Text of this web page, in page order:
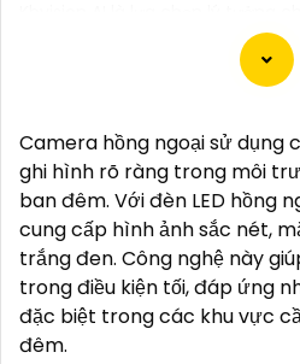
giám sát hiệu quả và bảo vệ an
Chào bạn, dưới đây là một số
mua Camera Kbvision với
pháp phù hợp trong ngữ
nghệ:
🛃1:"Chào anh/chị! Bạn
Kbvision với chiết khấu hấp
tôi để nhận ưu đãi đặc biệt và
Camera hồng ngoại sử dụng
ghi hình rõ ràng trong môi
ban đêm. Với đèn LED hồng
cung cấp hình ảnh sắc nét,
trắng đen. Công nghệ này
trong điều kiện tối, đáp ứng
đặc biệt trong các khu vực
đêm.